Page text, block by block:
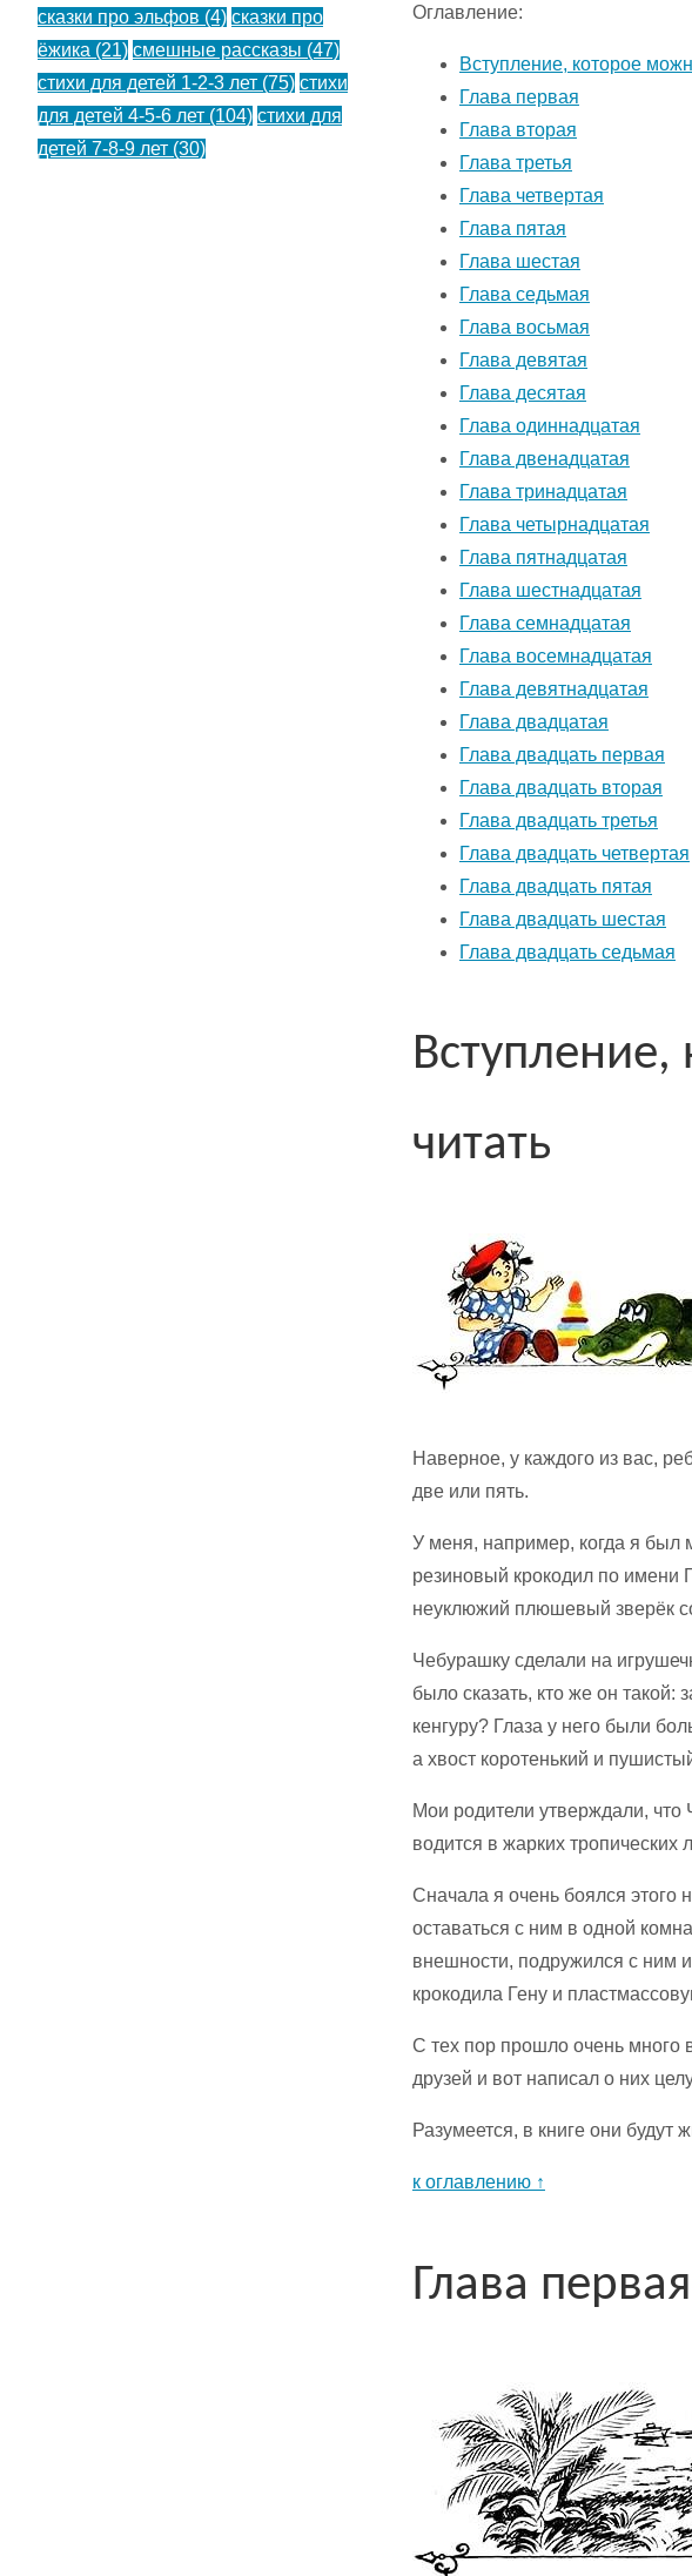
Оглавление:
Вступление, которое
Глава первая
Глава вторая
Глава третья
Глава четвертая
Глава пятая
Глава шестая
Глава седьмая
Глава восьмая
Глава девятая
Глава десятая
Глава одиннадцатая
Глава двенадцатая
Глава тринадцатая
Глава четырнадцатая
Глава пятнадцатая
Глава шестнадцатая
Глава семнадцатая
Глава восемнадцатая
Глава девятнадцатая
Глава двадцатая
Глава двадцать первая
Глава двадцать вторая
Глава двадцать третья
Глава двадцать четвертая
Глава двадцать пятая
Глава двадцать шестая
Глава двадцать седьмая
читать
Наверное, у каждого из вас,
две или пять.
У меня, например, когда я
резиновый крокодил по имени
неуклюжий плюшевый зверёк
Чебурашку сделали на
было сказать, кто же он такой:
кенгуру? Глаза у него были
а хвост коротенький и
Мои родители утверждали,
водится в жарких тропических
Сначала я очень боялся этого
оставаться с ним в одной
внешности, подружился с ним
крокодила Гену и
С тех пор прошло очень много
друзей и вот написал о них
Разумеется, в книге они
к оглавлению ↑
Глава первая
сказки про эльфов (4) сказки про
ёжика (21) смешные рассказы (47)
стихи для детей 1-2-3 лет (75) стихи
для детей 4-5-6 лет (104) стихи для
детей 7-8-9 лет (30)